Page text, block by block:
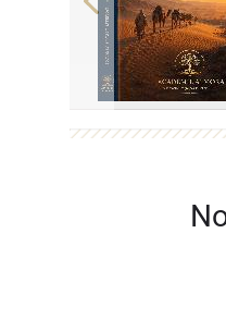
Previous